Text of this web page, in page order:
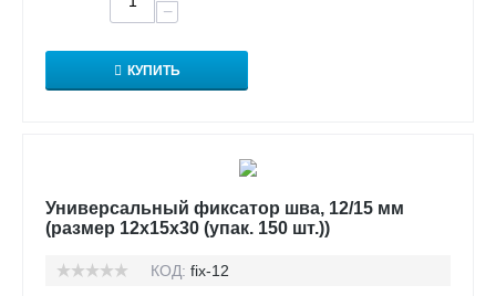
−
КУПИТЬ
Универсальный фиксатор шва, 12/15 мм
(размер 12х15х30 (упак. 150 шт.))
КОД: fix-12